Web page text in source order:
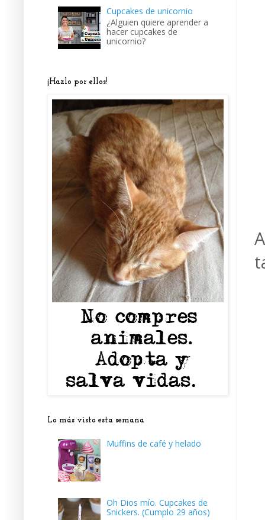
Cupcakes de unicornio
¿Alguien quiere aprender a
hacer cupcakes de
unicornio?
¡Hazlo por ellos!
Lo más visto esta semana
Muffins de café y helado
Oh Dios mío. Cupcakes de
Snickers. (Cumplo 29 años)